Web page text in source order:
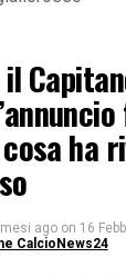
ha
ago on 16
CalcioNews24